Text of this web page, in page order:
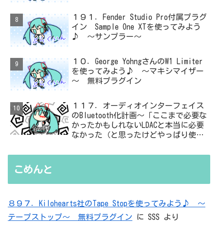
１９１．Fender Studio Pro付属プラグ
イン Sample One XTを使ってみよう
♪ ～サンプラー～
１０．George YohngさんのW1 Limiter
を使ってみよう♪ ～マキシマイザー
～ 無料プラグイン
１１７．オーディオインターフェイス
のBluetooth化計画～「ここまで必要な
かったかもしれないLDACと本当に必要
なかった（と思ったけどやっぱり使っ
無駄を重ねた結論はシンプルだった
こめんと
８９７．Kilohearts社のTape Stopを使ってみよう♪ ～
テープストップ～ 無料プラグイン に SSS より